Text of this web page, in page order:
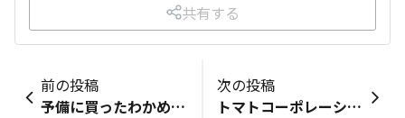
共有する
前の投稿
予備に買ったわかめと使いかけのわかめ購入品レビュー■「購入品レビュー」で…自分で記録をつける・シェアする！■商品の「バーコード」を撮影して、写真をアップロードしてね。バーコードがはっきり分かるように撮影してね📷■商品全体の写真を撮影してね！■この商品のおすすめ度は？5■購入した理由を教えて♪その他■この商品のおすすめポイントを教えて✍乾燥わかめが100円で買えるチャック袋に入ってるので便利記録ありがとうございます♪ぜひ「DAISOの輪」の仲間にもシェアしてね！記録の振り返りシェアは下のボタンから！▼
次の投稿
トマトコーポレーション「ピーナッツバター(クランチ)」■商品の「バーコード」を撮影して、写真をアップロードしてね。バーコードがはっきり分かるように撮影してね📷■商品全体の写真を撮影してね！■この商品のおすすめ度は？3■購入した理由を教えて♪その他■この商品のおすすめポイントを教えて✍ピーナッツバターです。砕いたピーナッツの歯ざわりが味わえるタイプ。国産のピーナッツクリームや菓子パンの中に入っているようなものに比べると、甘さはだいぶ控えめの印象です。